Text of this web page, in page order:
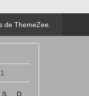
de ThemeZee.
S D